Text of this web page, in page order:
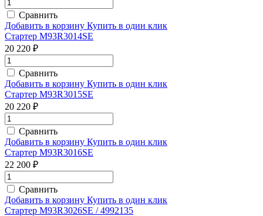
Сравнить
Добавить в корзину Купить в один клик
Стартер M93R3014SE
20 220 ₽
Сравнить
Добавить в корзину Купить в один клик
Стартер M93R3015SE
20 220 ₽
Сравнить
Добавить в корзину Купить в один клик
Стартер M93R3016SE
22 200 ₽
Сравнить
Добавить в корзину Купить в один клик
Стартер M93R3026SE / 4992135